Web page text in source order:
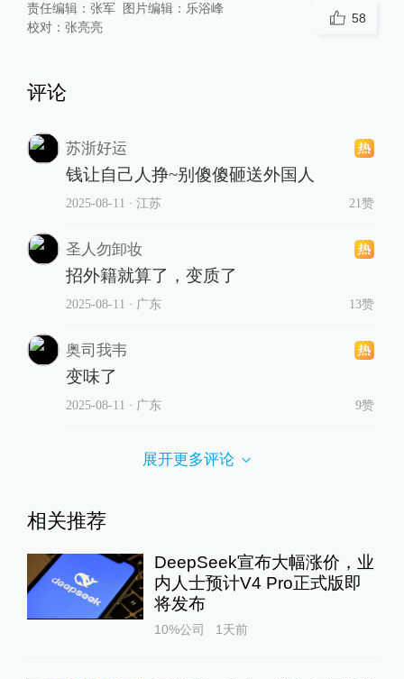
责任编辑： 张军 图片编辑： 乐浴峰
校对： 张亮亮
58
评论
苏浙好运
钱让自己人挣~别傻傻砸送外国人
2025-08-11 ∙ 江苏 21赞
圣人勿卸妆
招外籍就算了，变质了
2025-08-11 ∙ 广东 13赞
奥司我韦
变味了
2025-08-11 ∙ 广东 9赞
展开更多评论
相关推荐
DeepSeek宣布大幅涨价，业
内人士预计V4 Pro正式版即
将发布
10%公司 1天前